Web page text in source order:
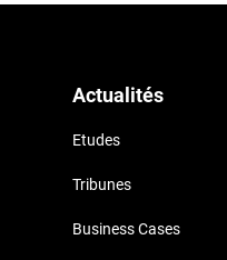
Actualités
Etudes
Tribunes
Business Cases